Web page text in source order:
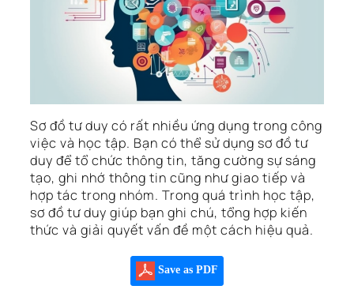
Sơ đồ tư duy có rất nhiều ứng dụng trong công
việc và học tập. Bạn có thể sử dụng sơ đồ tư
duy để tổ chức thông tin, tăng cường sự sáng
tạo, ghi nhớ thông tin cũng như giao tiếp và
hợp tác trong nhóm. Trong quá trình học tập,
sơ đồ tư duy giúp bạn ghi chú, tổng hợp kiến
thức và giải quyết vấn đề một cách hiệu quả.
Save as PDF